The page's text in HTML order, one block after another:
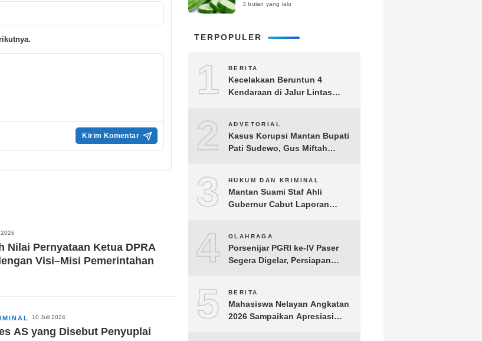
Nilai Pernyataan Ketua DPRA
Visi–Misi Pemerintahan
10 Juli 2024
AS yang Disebut Penyuplai
3 bulan yang lalu
TERPOPULER
1 BERITA
Kecelakaan Beruntun 4
Kendaraan di Jalur Lintas
2 ADVETORIAL
Kasus Korupsi Mantan Bupati
Pati Sudewo, Gus Miftah
3 HUKUM DAN KRIMINAL
Mantan Suami Staf Ahli
Gubernur Cabut Laporan
4 OLAHRAGA
Porsenijar PGRI ke-IV Paser
Segera Digelar, Persiapan
5 BERITA
Mahasiswa Nelayan Angkatan
2026 Sampaikan Apresiasi